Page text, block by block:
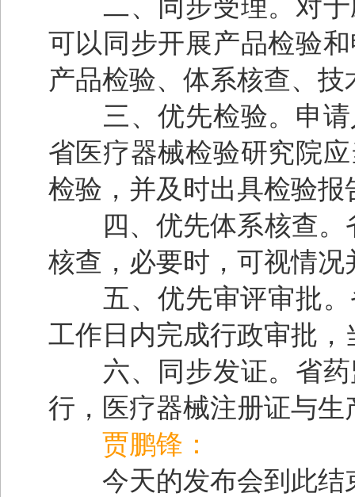
二、同步受理。对于
可以同步开展产品检验
产品检验、体系核查、
三、优先检验。申请
省医疗器械检验研究院
检验，并及时出具检验报
四、优先体系核查。
核查，必要时，可视情
五、优先审评审批。
工作日内完成行政审批
六、同步发证。省药
行，医疗器械注册证与
贾鹏锋：
今天的发布会到此结